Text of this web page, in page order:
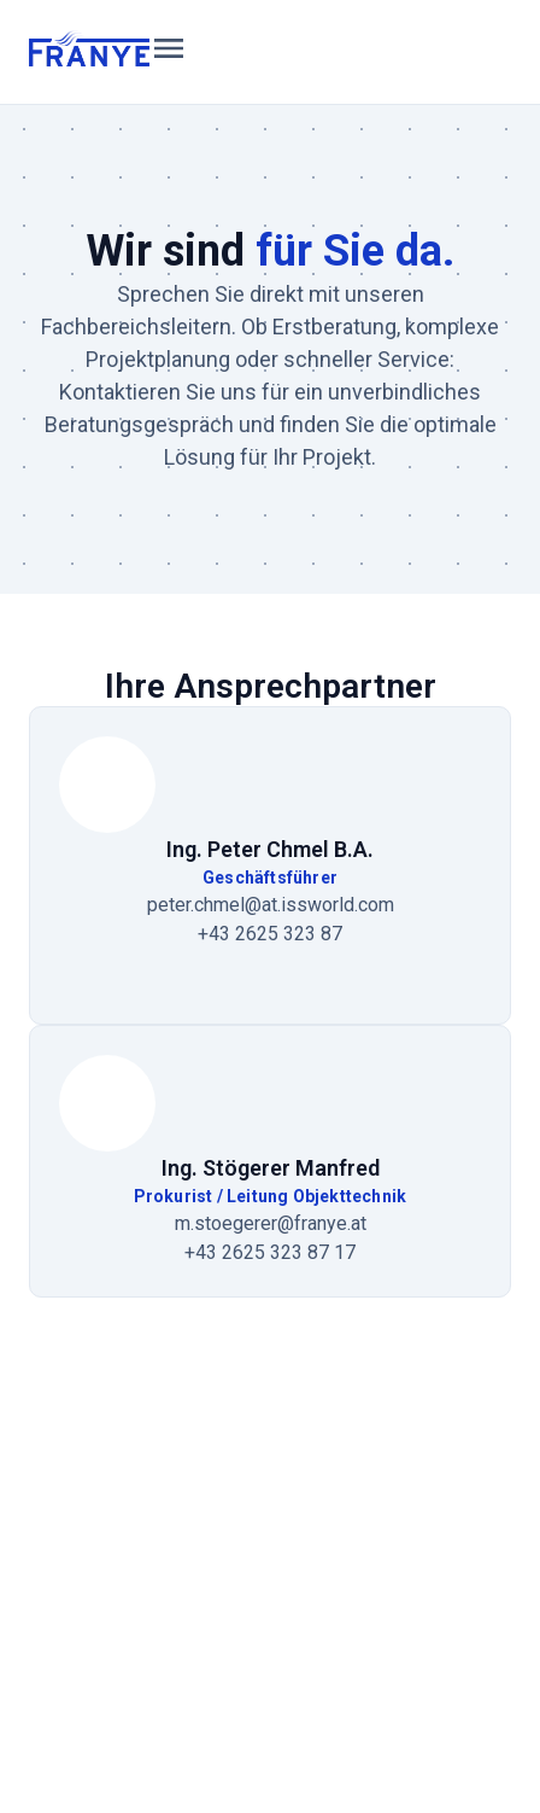
springen
Wir sind für Sie da.
Sprechen Sie direkt mit unseren
Fachbereichsleitern. Ob Erstberatung, komplexe
Projektplanung oder schneller Service:
Kontaktieren Sie uns für ein unverbindliches
Beratungsgespräch und finden Sie die optimale
Lösung für Ihr Projekt.
Ihre Ansprechpartner
Ing. Peter Chmel B.A.
Geschäftsführer
peter.chmel@at.issworld.com
+43 2625 323 87
Ing. Stögerer Manfred
Prokurist / Leitung Objekttechnik
m.stoegerer@franye.at
+43 2625 323 87 17